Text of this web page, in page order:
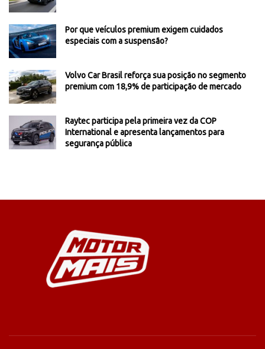
Por que veículos premium exigem cuidados
especiais com a suspensão?
Volvo Car Brasil reforça sua posição no segmento
premium com 18,9% de participação de mercado
Raytec participa pela primeira vez da COP
International e apresenta lançamentos para
segurança pública